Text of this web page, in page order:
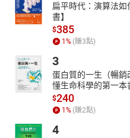
入卻從未更新的心理系統。本
識內在如何運作，並教你一步
的迴路，成為自己心理的設計師。
扁平時代：演算法
書】
$385
1 % (賺3點)
3
蛋白質的一生（暢
懂生命科學的第一本
$240
1 % (賺2點)
4